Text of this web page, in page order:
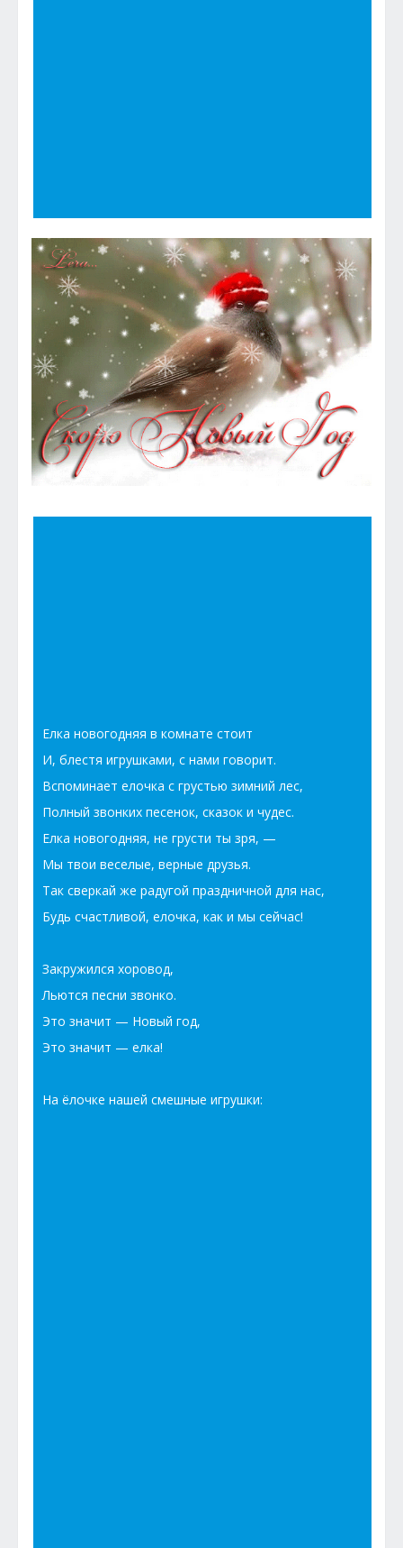
Елка новогодняя в комнате стоит
И, блестя игрушками, с нами говорит.
Вспоминает елочка с грустью зимний лес,
Полный звонких песенок, сказок и чудес.
Елка новогодняя, не грусти ты зря, —
Мы твои веселые, верные друзья.
Так сверкай же радугой праздничной для нас,
Будь счастливой, елочка, как и мы сейчас!
Закружился хоровод,
Льются песни звонко.
Это значит — Новый год,
Это значит — елка!
На ёлочке нашей смешные игрушки: